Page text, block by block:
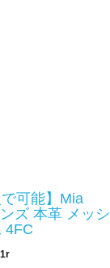
で可能】Mia
ズ 本革 メッシ
4FC